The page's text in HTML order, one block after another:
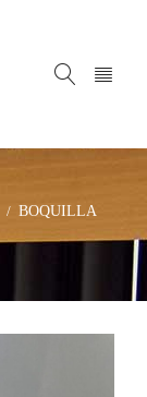
/ BOQUILLA